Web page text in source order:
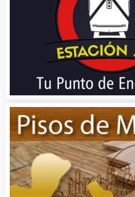
Artesanías
Artículos de Oficina
Artículos de Piel
Artículos Deportivos
Artículos Importados